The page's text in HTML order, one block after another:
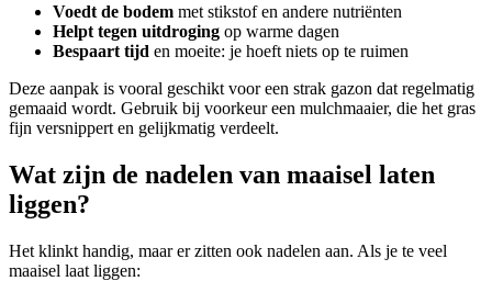
Voedt de bodem met stikstof en andere nutriënten
Helpt tegen uitdroging op warme dagen
Bespaart tijd en moeite: je hoeft niets op te ruimen
Deze aanpak is vooral geschikt voor een strak gazon dat regelmatig
gemaaid wordt. Gebruik bij voorkeur een mulchmaaier, die het gras
fijn versnippert en gelijkmatig verdeelt.
Wat zijn de nadelen van maaisel laten
liggen?
Het klinkt handig, maar er zitten ook nadelen aan. Als je te veel
maaisel laat liggen: